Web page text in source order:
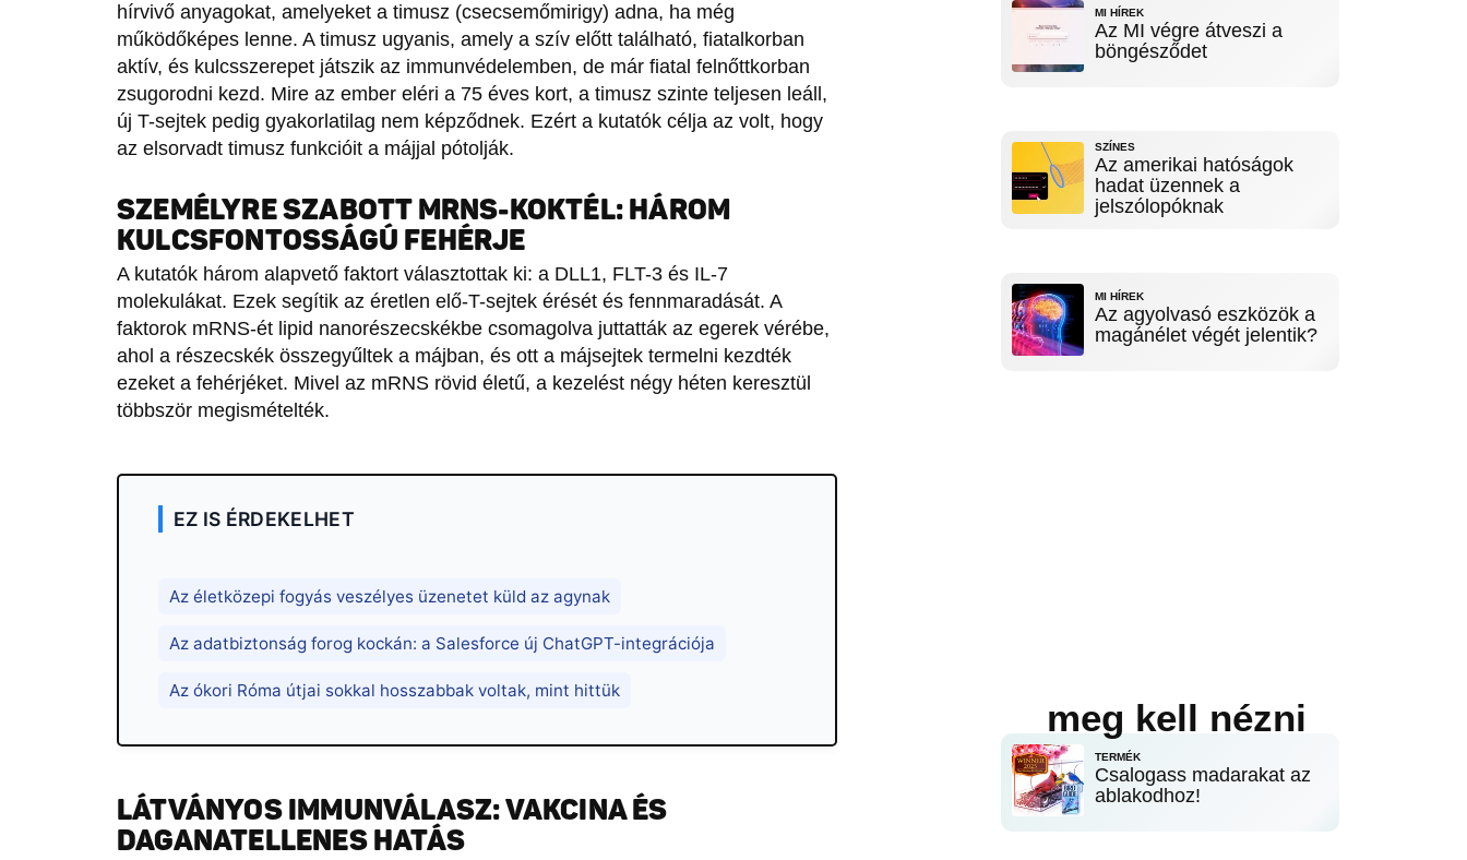
hírvivő anyagokat, amelyeket a timusz (csecsemőmirigy) adna, ha még
működőképes lenne. A timusz ugyanis, amely a szív előtt található, fiatalkorban
aktív, és kulcsszerepet játszik az immunvédelemben, de már fiatal felnőttkorban
zsugorodni kezd. Mire az ember eléri a 75 éves kort, a timusz szinte teljesen leáll,
új T-sejtek pedig gyakorlatilag nem képződnek. Ezért a kutatók célja az volt, hogy
az elsorvadt timusz funkcióit a májjal pótolják.
SZEMÉLYRE SZABOTT MRNS-KOKTÉL: HÁROM
KULCSFONTOSSÁGÚ FEHÉRJE
A kutatók három alapvető faktort választottak ki: a DLL1, FLT-3 és IL-7
molekulákat. Ezek segítik az éretlen elő-T-sejtek érését és fennmaradását. A
faktorok mRNS-ét lipid nanorészecskékbe csomagolva juttatták az egerek vérébe,
ahol a részecskék összegyűltek a májban, és ott a májsejtek termelni kezdték
ezeket a fehérjéket. Mivel az mRNS rövid életű, a kezelést négy héten keresztül
többször megismételték.
EZ IS ÉRDEKELHET
Az életközepi fogyás veszélyes üzenetet küld az agynak
Az adatbiztonság forog kockán: a Salesforce új ChatGPT-integrációja
Az ókori Róma útjai sokkal hosszabbak voltak, mint hittük
LÁTVÁNYOS IMMUNVÁLASZ: VAKCINA ÉS
DAGANATELLENES HATÁS
MI HÍREK
Az MI végre átveszi a
böngésződet
SZÍNES
Az amerikai hatóságok
hadat üzennek a
jelszólopóknak
MI HÍREK
Az agyolvasó eszközök a
magánélet végét jelentik?
meg kell nézni
TERMÉK
Csalogass madarakat az
ablakodhoz!